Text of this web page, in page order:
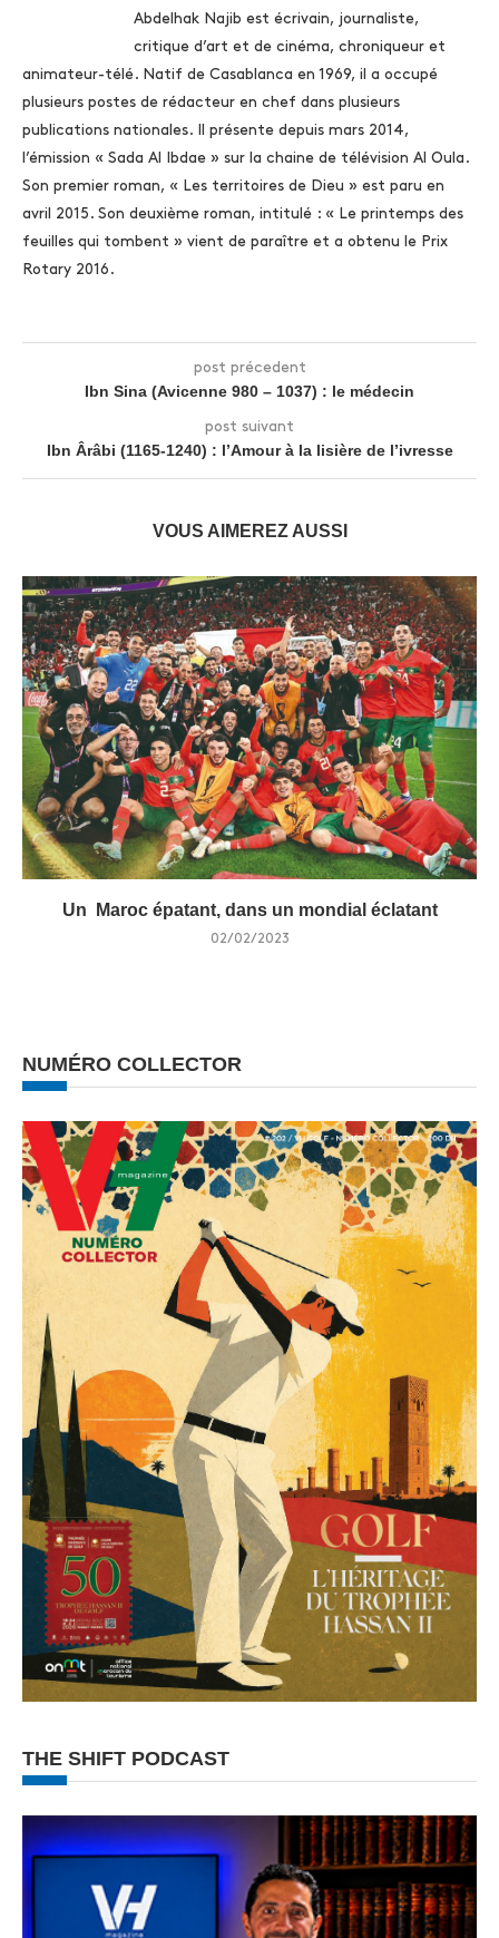
Abdelhak Najib est écrivain, journaliste,
critique d’art et de cinéma, chroniqueur et
animateur-télé. Natif de Casablanca en 1969, il a occupé
plusieurs postes de rédacteur en chef dans plusieurs
publications nationales. Il présente depuis mars 2014,
l’émission « Sada Al Ibdae » sur la chaine de télévision Al Oula.
Son premier roman, « Les territoires de Dieu » est paru en
avril 2015. Son deuxième roman, intitulé : « Le printemps des
feuilles qui tombent » vient de paraître et a obtenu le Prix
Rotary 2016.
post précedent
Ibn Sina (Avicenne 980 – 1037) : le médecin
post suivant
Ibn Ârâbi (1165-1240) : l’Amour à la lisière de l’ivresse
VOUS AIMEREZ AUSSI
Un Maroc épatant, dans un mondial éclatant
02/02/2023
NUMÉRO COLLECTOR
THE SHIFT PODCAST